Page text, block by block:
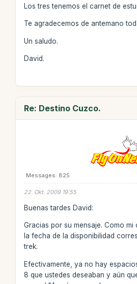
Los tres tenemos el carnet de
Te agradecemos de antemano
Un saludo.
David.
Re: Destino Cuzco.
Messages: 825
22. Okt. 2009 19:55
Buenas tardes David:
Gracias por su mensaje. Como mi
la fecha de la disponibilidad
trek.
Efectivamente, ya no hay
8 que ustedes deseaban y aún